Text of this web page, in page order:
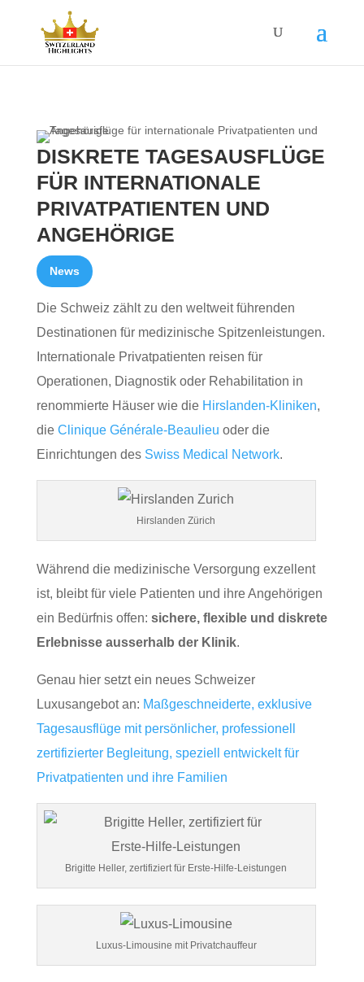
DISKRETE TAGESAUSFLÜGE
FÜR INTERNATIONALE
PRIVATPATIENTEN UND
ANGEHÖRIGE
News
Die Schweiz zählt zu den weltweit führenden
Destinationen für medizinische Spitzenleistungen.
Internationale Privatpatienten reisen für
Operationen, Diagnostik oder Rehabilitation in
renommierte Häuser wie die Hirslanden‑Kliniken,
die Clinique Générale‑Beaulieu oder die
Einrichtungen des Swiss Medical Network.
Hirslanden Zürich
Während die medizinische Versorgung exzellent
ist, bleibt für viele Patienten und ihre Angehörigen
ein Bedürfnis offen: sichere, flexible und diskrete
Erlebnisse ausserhalb der Klinik.
Genau hier setzt ein neues Schweizer
Luxusangebot an: Maßgeschneiderte, exklusive
Tagesausflüge mit persönlicher, professionell
zertifizierter Begleitung, speziell entwickelt für
Privatpatienten und ihre Familien
Brigitte Heller, zertifiziert für Erste‑Hilfe‑Leistungen
Luxus-Limousine mit Privatchauffeur